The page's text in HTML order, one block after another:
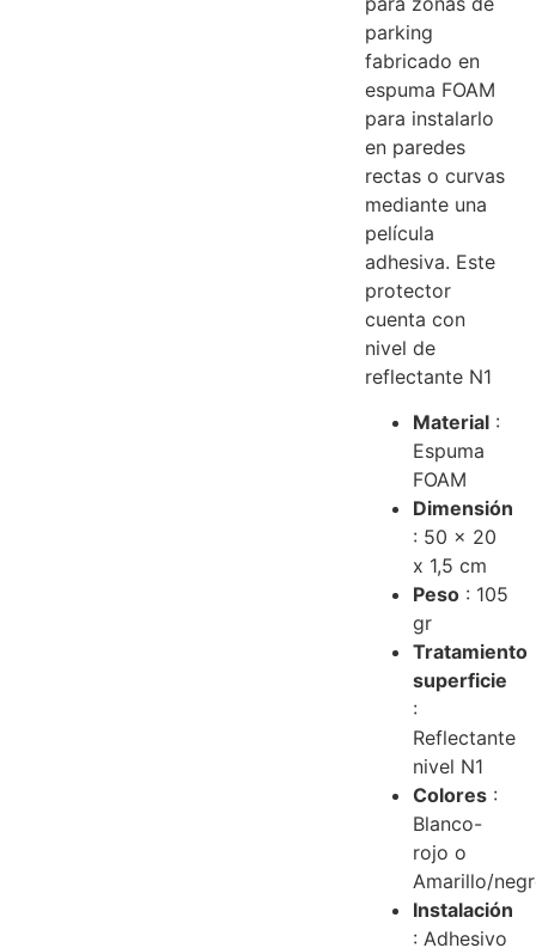
parking
fabricado en
espuma FOAM
para instalarlo
en paredes
rectas o curvas
mediante una
película
adhesiva. Este
protector
cuenta con
nivel de
reflectante N1
Material :
Espuma
FOAM
Dimensión
: 50 x 20
x 1,5 cm
Peso : 105
gr
Tratamiento
superficie
:
Reflectante
nivel N1
Colores :
Blanco-
rojo o
Amarillo/
Instalación
: Adhesivo